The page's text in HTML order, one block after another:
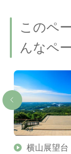
このペ
んなペ
横山展望台